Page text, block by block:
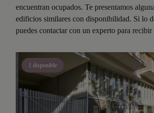
encuentran ocupados. Te presentamos
edificios similares con disponibilidad. Si lo
puedes contactar con un experto para recibir
1 disponible